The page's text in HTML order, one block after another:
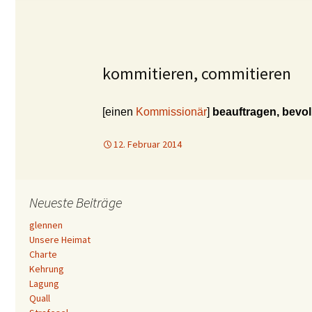
kommitieren, commitieren
[einen Kommissionär] beauftragen,
12. Februar 2014
Neueste Beiträge
glennen
Unsere Heimat
Charte
Kehrung
Lagung
Quall